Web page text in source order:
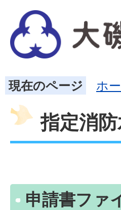
現在のページ ホ
指定消
申請書ファ